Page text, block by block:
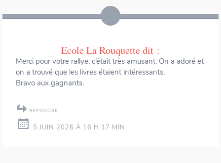
Ecole La Rouquettedit :
Merci pour votre rallye, c’était très amusant. On a adoré et
on a trouvé que les livres étaient intéressants.
Bravo aux gagnants.
RÉPONDRE
5 JUIN 2026 À 16 H 17 MIN